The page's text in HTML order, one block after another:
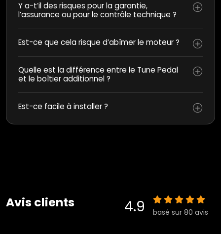
Y a-t’il des risques pour la garantie,
l’assurance ou pour le contrôle technique ?
Est-ce que cela risque d’abîmer le moteur ?
Quelle est la différence entre le Tune Pedal
et le boîtier additionnel ?
Est-ce facile à installer ?
Avis clients 4.9 basé sur 80 avis